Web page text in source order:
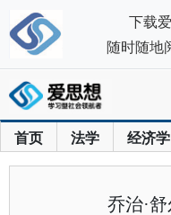
首页 法学 经济学
乔治·
下载
随时随地